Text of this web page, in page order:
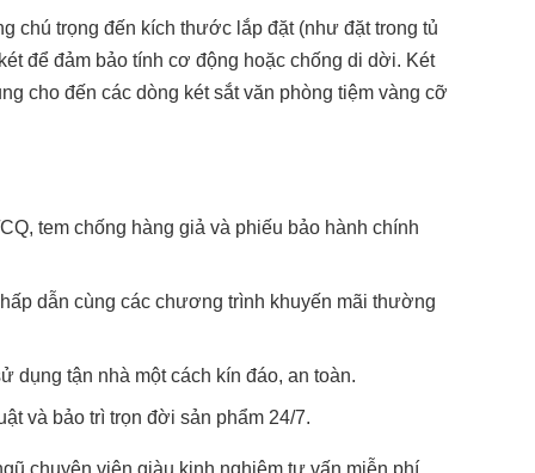
chú trọng đến kích thước lắp đặt (như đặt trong tủ
để đảm bảo tính cơ động hoặc chống di dời. Két
cho đến các dòng két sắt văn phòng tiệm vàng cỡ
tem chống hàng giả và phiếu bảo hành chính
dẫn cùng các chương trình khuyến mãi thường
dụng tận nhà một cách kín đáo, an toàn.
và bảo trì trọn đời sản phẩm 24/7.
chuyên viên giàu kinh nghiệm tư vấn miễn phí,